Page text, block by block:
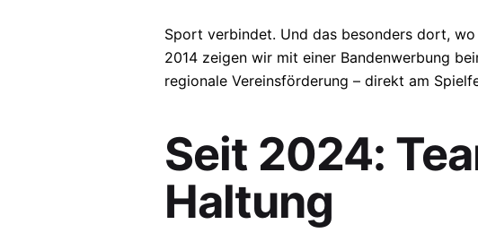
Sport verbindet. Und das besonders dort,
2014 zeigen wir mit einer Bandenwerbung
regionale Vereinsförderung – direkt am
Seit 2024:
Haltung